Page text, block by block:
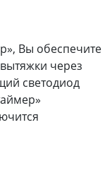
Вы обеспечите
через
светодиод